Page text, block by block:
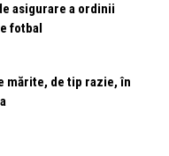
asigurare a ordinii
fotbal
mărite, de tip razie, în